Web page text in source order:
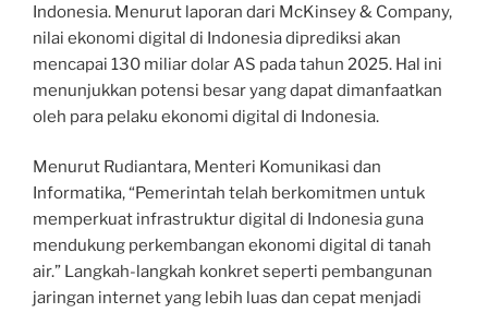
Indonesia. Menurut laporan dari McKinsey & Company,
nilai ekonomi digital di Indonesia diprediksi akan
mencapai 130 miliar dolar AS pada tahun 2025. Hal ini
menunjukkan potensi besar yang dapat dimanfaatkan
oleh para pelaku ekonomi digital di Indonesia.
Menurut Rudiantara, Menteri Komunikasi dan
Informatika, “Pemerintah telah berkomitmen untuk
memperkuat infrastruktur digital di Indonesia guna
mendukung perkembangan ekonomi digital di tanah
air.” Langkah-langkah konkret seperti pembangunan
jaringan internet yang lebih luas dan cepat menjadi